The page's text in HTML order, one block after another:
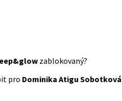
zablokovaný?
pro Dominika Atigu Sobotková